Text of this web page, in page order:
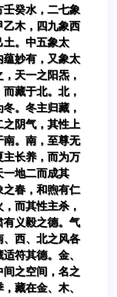
癸水，二七象
木，四九象西
土。中五象太
妙有，又象太
天一之阳炁，
藏于北。北，
。冬主归藏，
阴气，其性上
。南，至尊无
主长养，而为万
一地二而成其
春，和煦有仁
而其性主杀，
义毅之德。气
、西、北之风各
符其德。金、
之空间，名之
藏在金、木、